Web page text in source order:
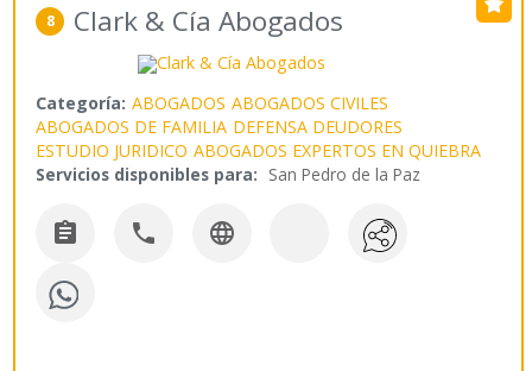
8 Clark & Cía Abogados
Categoría: ABOGADOS ABOGADOS CIVILES
ABOGADOS DE FAMILIA DEFENSA DEUDORES
ESTUDIO JURIDICO ABOGADOS EXPERTOS EN QUIEBRA
Servicios disponibles para: San Pedro de la Paz
  